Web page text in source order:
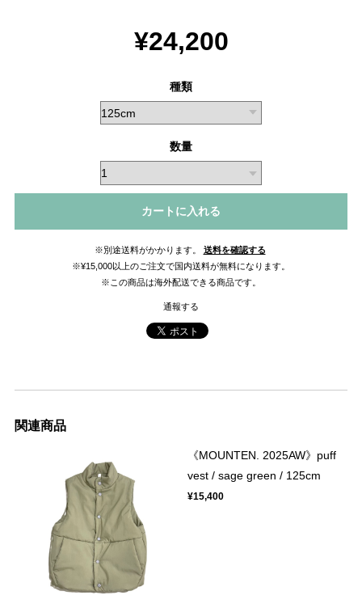
¥24,200
種類
数量
カートに入れる
※別途送料がかかります。
送料を確認する
※¥15,000以上のご注文で国内送料が無料になります。
※この商品は海外配送できる商品です。
通報する
関連商品
《MOUNTEN. 2025AW》puff
vest / sage green / 125cm
¥15,400